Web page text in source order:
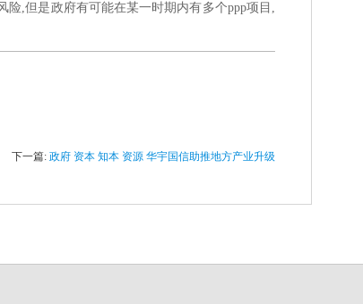
,但是政府有可能在某一时期内有多个ppp项目,
下一篇: 政府 资本 知本 资源 华宇国信助推地方产业升级